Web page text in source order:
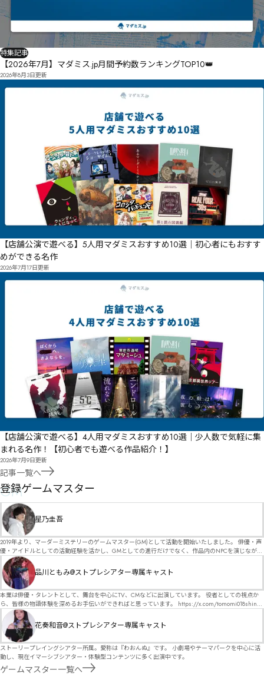
特集記事
【2026年7月】マダミス.jp月間予約数ランキングTOP10👑
2026年8月3日更新
【店舗公演で遊べる】5人用マダミスおすすめ10選｜初心者にもおすす
めができる名作
2026年7月17日更新
【店舗公演で遊べる】4人用マダミスおすすめ10選｜少人数で気軽に集
まれる名作！【初心者でも遊べる作品紹介！】
2026年7月9日更新
記事一覧へ
GM
登録ゲームマスター
星乃圭吾
2019年より、マーダーミステリーのゲームマスター(GM)として活動を開始いたしました。 俳優・声
優・アイドルとしての活動経験を活かし、GMとしての進行だけでなく、作品内のNPCを演じなが
ら、お客様に物語の世界へ入り込んでいただくような演出・サービスを得意としています。 自分自
身でも作品制作を行っているので、作家さんが作品に込めた想いや意図を大切にしながら、その作
品の魅力をお客様に届けられるような公演を心がけています。 参加してくださる皆様がどんなエン
ディングを迎えるのか、どんな物語が生まれるのかを想像しながら、公演を進めていく時間が本当
に大好きです！ 対応可能作品は、オフライン（対面）作品のみとなります。 得意分野をひとつ挙げ
るなら恋愛もの（恋愛要素を含むシナリオ）ですが、ファンタジー、デスゲーム、青春ものなど、
ジャンルを問わず幅広く対応可能です！お任せください！ 《所属団体・店舗》 ★ Lanbelysma -ラン
ビリズマ- (代表・制作・GM) ★ ストーリープレイングシアター (GM) ★ フィネガンズ ウェイク
(GM)
品川ともみ@ストプレシアター専属キャスト
本業は俳優・タレントとして、舞台を中心にTV、CMなどに出演しています。 役者としての視点か
ら、皆様の物語体験を深めるお手伝いができればと思っています。 https://x.com/tomomi018shin?
s=11 活動内容はSNSにて投稿しています。 SPT所属。 ストーリープレイングシアター「星詠みの
標」にてGMデビュー。 ボードゲーム×体感型演劇 イマーシブカフェ「コアクト」(不定期開催)出
演中。
花奏和音@ストプレシアター専属キャスト
ストーリープレイングシアター所属。愛称は『わおんぬ』です。 小劇場やテーマパークを中心に活
動し、現在イマーシブシアター・体験型コンテンツに多く出演中です。
ゲームマスター一覧へ